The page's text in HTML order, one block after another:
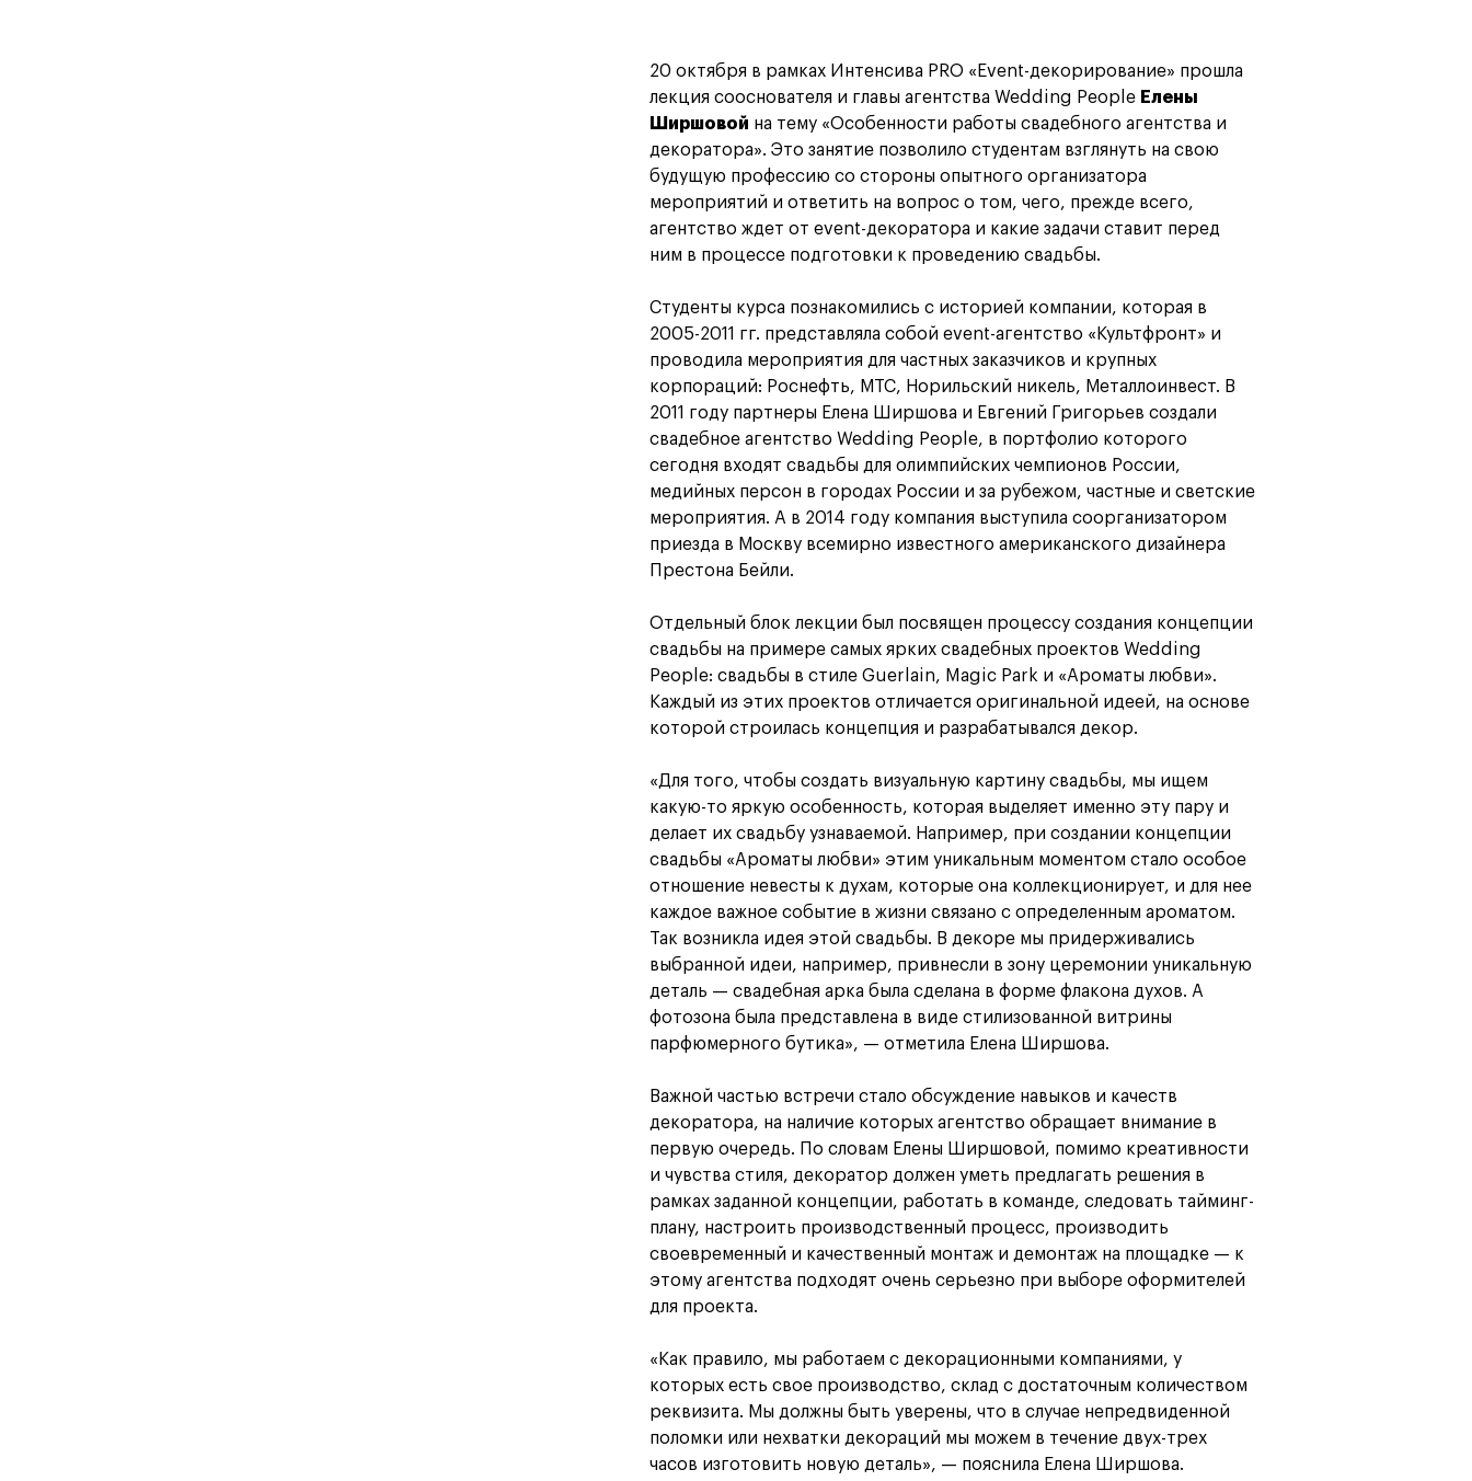
20 октября в рамках Интенсива PRO «Event-декорирование» прошла
лекция сооснователя и главы агентства Wedding People Елены
Ширшовой на тему «Особенности работы свадебного агентства и
декоратора». Это занятие позволило студентам взглянуть на свою
будущую профессию со стороны опытного организатора
мероприятий и ответить на вопрос о том, чего, прежде всего,
агентство ждет от event-декоратора и какие задачи ставит перед
ним в процессе подготовки к проведению свадьбы.
Студенты курса познакомились с историей компании, которая в
2005-2011 гг. представляла собой event-агентство «Культфронт» и
проводила мероприятия для частных заказчиков и крупных
корпораций: Роснефть, МТС, Норильский никель, Металлоинвест. В
2011 году партнеры Елена Ширшова и Евгений Григорьев создали
свадебное агентство Wedding People, в портфолио которого
сегодня входят свадьбы для олимпийских чемпионов России,
медийных персон в городах России и за рубежом, частные и светские
мероприятия. А в 2014 году компания выступила соорганизатором
приезда в Москву всемирно известного американского дизайнера
Престона Бейли.
Отдельный блок лекции был посвящен процессу создания концепции
свадьбы на примере самых ярких свадебных проектов Wedding
People: свадьбы в стиле Guerlain, Magic Park и «Ароматы любви».
Каждый из этих проектов отличается оригинальной идеей, на основе
которой строилась концепция и разрабатывался декор.
«Для того, чтобы создать визуальную картину свадьбы, мы ищем
какую-то яркую особенность, которая выделяет именно эту пару и
делает их свадьбу узнаваемой. Например, при создании концепции
свадьбы «Ароматы любви» этим уникальным моментом стало особое
отношение невесты к духам, которые она коллекционирует, и для нее
каждое важное событие в жизни связано с определенным ароматом.
Так возникла идея этой свадьбы. В декоре мы придерживались
выбранной идеи, например, привнесли в зону церемонии уникальную
деталь — свадебная арка была сделана в форме флакона духов. А
фотозона была представлена в виде стилизованной витрины
парфюмерного бутика», — отметила Елена Ширшова.
Важной частью встречи стало обсуждение навыков и качеств
декоратора, на наличие которых агентство обращает внимание в
первую очередь. По словам Елены Ширшовой, помимо креативности
и чувства стиля, декоратор должен уметь предлагать решения в
рамках заданной концепции, работать в команде, следовать тайминг-
плану, настроить производственный процесс, производить
своевременный и качественный монтаж и демонтаж на площадке — к
этому агентства подходят очень серьезно при выборе оформителей
для проекта.
«Как правило, мы работаем с декорационными компаниями, у
которых есть свое производство, склад с достаточным количеством
реквизита. Мы должны быть уверены, что в случае непредвиденной
поломки или нехватки декораций мы можем в течение двух-трех
часов изготовить новую деталь», — пояснила Елена Ширшова.